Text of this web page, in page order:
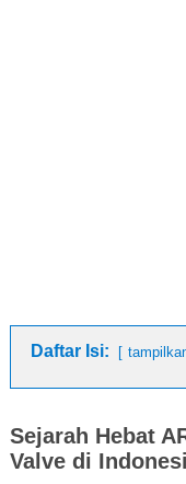
Daftar Isi:
Sejarah Hebat
Valve di